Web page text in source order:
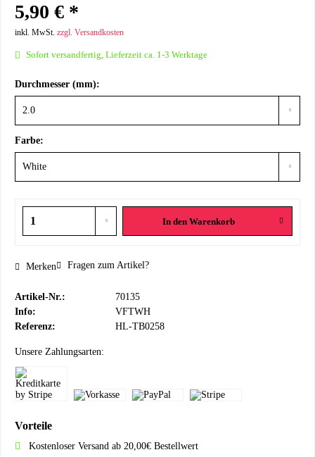
5,90 € *
inkl. MwSt. zzgl. Versandkosten
Sofort versandfertig, Lieferzeit ca. 1-3 Werktage
Durchmesser (mm):
Farbe:
In den Warenkorb
Merken Fragen zum Artikel?
Artikel-Nr.:
70135
Info:
VFTWH
Referenz:
HL-TB0258
Unsere Zahlungsarten:
Vorteile
Kostenloser Versand ab 20,00€ Bestellwert